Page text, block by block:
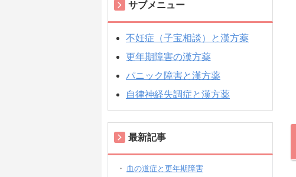
サブメニュー
不妊症（子宝相談）と漢方薬
更年期障害の漢方薬
パニック障害と漢方薬
自律神経失調症と漢方薬
最新記事
血の道症と更年期障害